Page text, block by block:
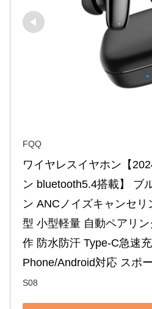
FQQ
ワイヤレスイヤホン【
ン bluetooth5.4搭載】 ブ
ン ANCノイズキャンセ
型 小型軽量 自動ペアリ
作 防水防汗 Type-C急速
Phone/Android対応 スポ
S08